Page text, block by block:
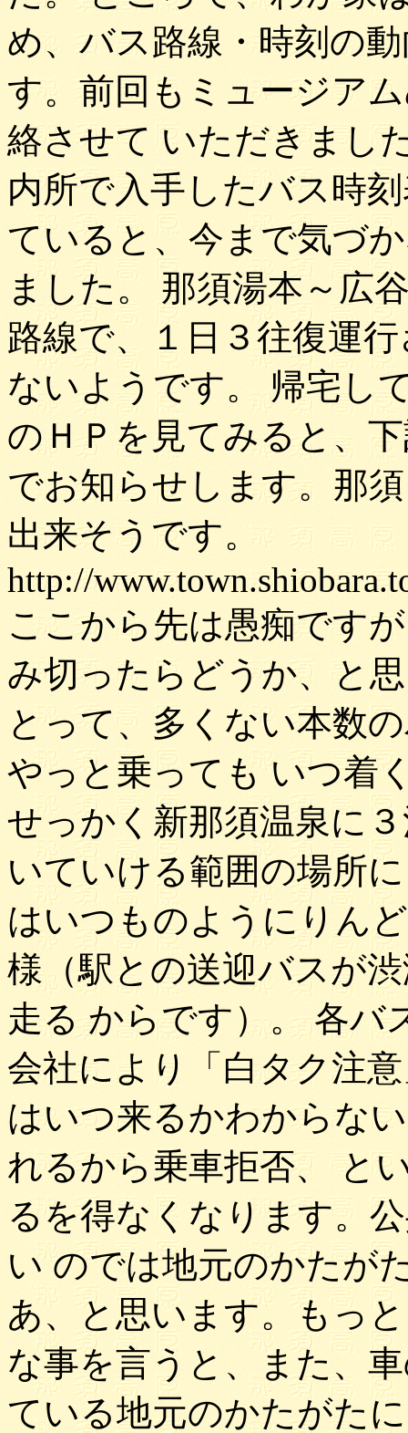
め、バス路線・時刻の
す。前回もミュージア
絡させて いただきまし
内所で入手したバス時
ていると、今まで気づ
ました。 那須湯本～広
路線で、１日３往復運
ないようです。 帰宅し
のＨＰを見てみると、
でお知らせします。那
出来そうです。
http://
ここから先は愚痴です
み切ったらどうか、と
とって、多くない本数
やっと乗っても いつ着
せっかく新那須温泉に
いていける範囲の場所
はいつものようにりん
様（駅との送迎バスが
走る からです）。 各バ
会社により「白タク注
はいつ来るかわからな
れるから乗車拒否、 と
るを得なくなります。
い のでは地元のかたが
あ、と思います。もっ
な事を言うと、また、
ている地元のかたがた